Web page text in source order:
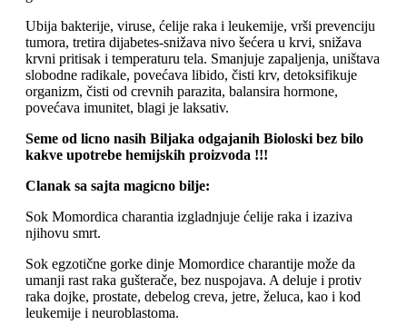
Ubija bakterije, viruse, ćelije raka i leukemije, vrši prevenciju
tumora, tretira dijabetes-snižava nivo šećera u krvi, snižava
krvni pritisak i temperaturu tela. Smanjuje zapaljenja, uništava
slobodne radikale, povećava libido, čisti krv, detoksifikuje
organizm, čisti od crevnih parazita, balansira hormone,
povećava imunitet, blagi je laksativ.
Seme od licno nasih Biljaka odgajanih Bioloski bez bilo
kakve upotrebe hemijskih proizvoda !!!
Clanak sa sajta magicno bilje:
Sok Momordica charantia izgladnjuje ćelije raka i izaziva
njihovu smrt.
Sok egzotične gorke dinje Momordice charantije može da
umanji rast raka gušterače, bez nuspojava. A deluje i protiv
raka dojke, prostate, debelog creva, jetre, želuca, kao i kod
leukemije i neuroblastoma.